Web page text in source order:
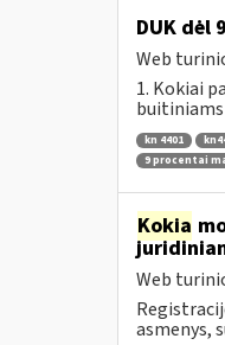
DUK dėl
Web
1. Kokiai
kn 4401
9 procentai
Kokia
Web
asmenys,